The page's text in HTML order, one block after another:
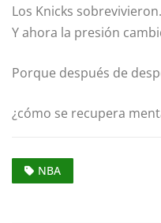
Los Knicks sobrevivieron.
Y ahora la presión
Porque después de
¿cómo se recupera
NBA